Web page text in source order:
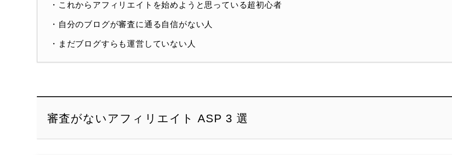
・これからアフィリエイトを始めようと思っている超初心者
・自分のブログが審査に通る自信がない人
・まだブログすらも運営していない人
審査がないアフィリエイト ASP 3 選